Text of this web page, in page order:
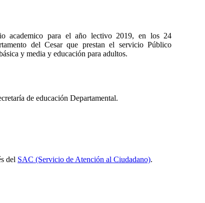
academico para el año lectivo 2019, en los 24
del Cesar que prestan el servicio Público
y media y educación para adultos.
de educación Departamental.
del SAC (Servicio de Atención al Ciudadano).